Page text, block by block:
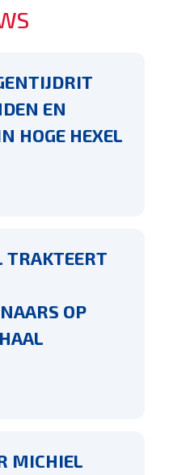
EN
HOGE HEXEL
TRAKTEERT
OP
MICHIEL